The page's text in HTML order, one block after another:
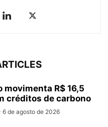
movimenta R$ 16,5
créditos de carbono
6 de agosto de 2026